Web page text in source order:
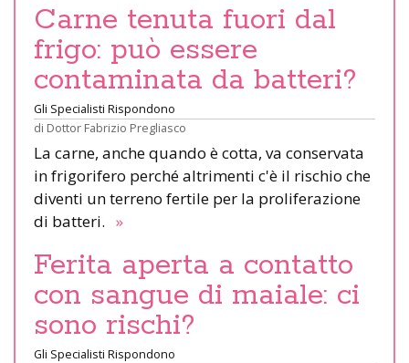
Carne tenuta fuori dal
frigo: può essere
contaminata da batteri?
Gli Specialisti Rispondono
di Dottor Fabrizio Pregliasco
La carne, anche quando è cotta, va conservata
in frigorifero perché altrimenti c'è il rischio che
diventi un terreno fertile per la proliferazione
di batteri. »
Ferita aperta a contatto
con sangue di maiale: ci
sono rischi?
Gli Specialisti Rispondono